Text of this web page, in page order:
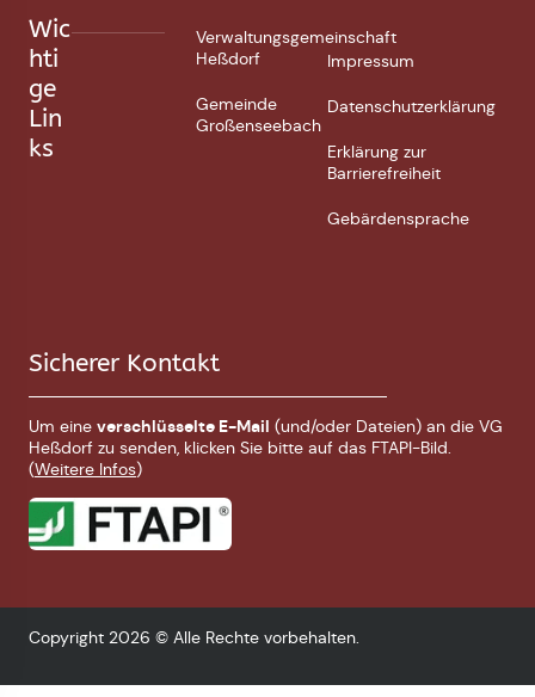
Wic
hti
ge
Lin
ks
Verwaltungsgemeinschaft
Heßdorf
Gemeinde
Großenseebach
Impressum
Datenschutzerklärung
Erklärung zur
Barrierefreiheit
Gebärdensprache
Sicherer Kontakt
Um eine verschlüsselte E-Mail (und/oder Dateien) an die VG
Heßdorf zu senden, klicken Sie bitte auf das FTAPI-Bild.
(Weitere Infos)
Copyright 2026 © Alle Rechte vorbehalten.